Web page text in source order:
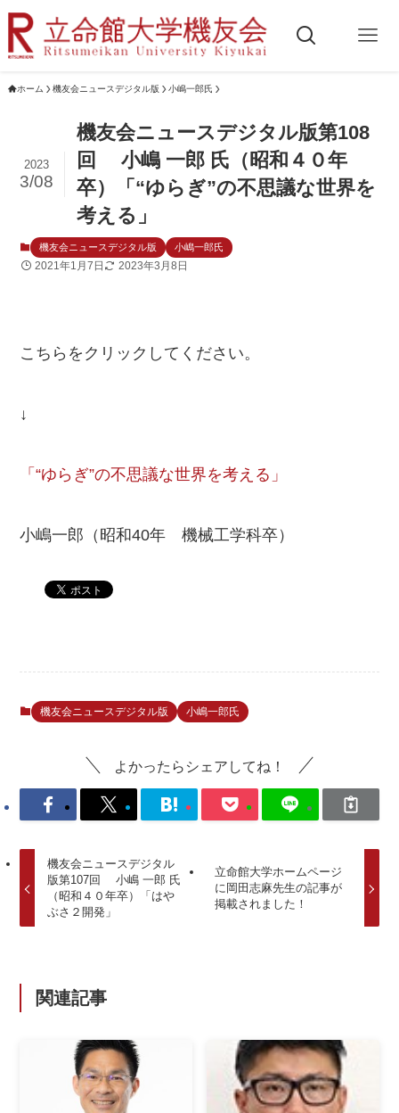
ホーム 機友会ニュースデジタル版 小嶋一郎氏
機友会ニュースデジタル版第108
回 小嶋 一郎 氏（昭和４０年
卒）「“ゆらぎ”の不思議な世界を
考える」
2023
3/08
機友会ニュースデジタル版 小嶋一郎氏
2021年1月7日 2023年3月8日
こちらをクリックしてください。
↓
「“ゆらぎ”の不思議な世界を考える」
小嶋一郎（昭和40年 機械工学科卒）
機友会ニュースデジタル版 小嶋一郎氏
よかったらシェアしてね！
機友会ニュースデジタル
版第107回 小嶋 一郎 氏
（昭和４０年卒）「はや
ぶさ２開発」
立命館大学ホームページ
に岡田志麻先生の記事が
掲載されました！
関連記事